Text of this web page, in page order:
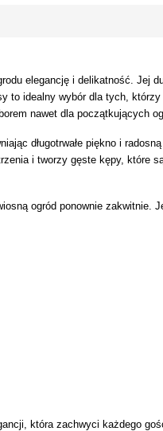
elegancję i delikatność. Jej
to idealny wybór dla tych,
nawet dla początkujących
długotrwałe piękno i
i tworzy gęste kępy, które
ogród ponownie zakwitnie.
która zachwyci każdego